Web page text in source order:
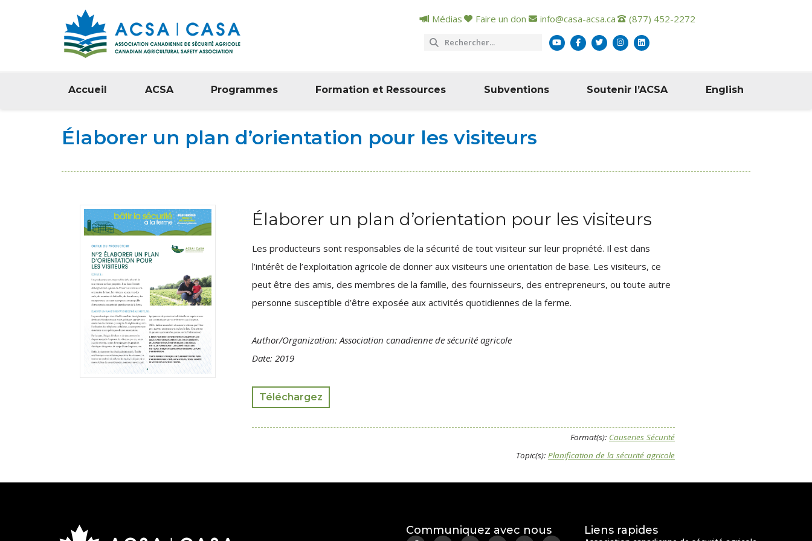
Médias Faire un don info@casa-acsa.ca (877) 452-2272
Accueil ACSA Programmes Formation et Ressources Subventions Soutenir l’ACSA English
Élaborer un plan d’orientation pour les visiteurs
Élaborer un plan d’orientation pour les visiteurs
Les producteurs sont responsables de la sécurité de tout visiteur sur leur propriété. Il est dans
l’intérêt de l’exploitation agricole de donner aux visiteurs une orientation de base. Les visiteurs, ce
peut être des amis, des membres de la famille, des fournisseurs, des entrepreneurs, ou toute autre
personne susceptible d’être exposée aux activités quotidiennes de la ferme.
Author/Organization: Association canadienne de sécurité agricole
Date: 2019
Téléchargez
Format(s): Causeries Sécurité
Topic(s): Planification de la sécurité agricole
Communiquez avec nous Liens rapides